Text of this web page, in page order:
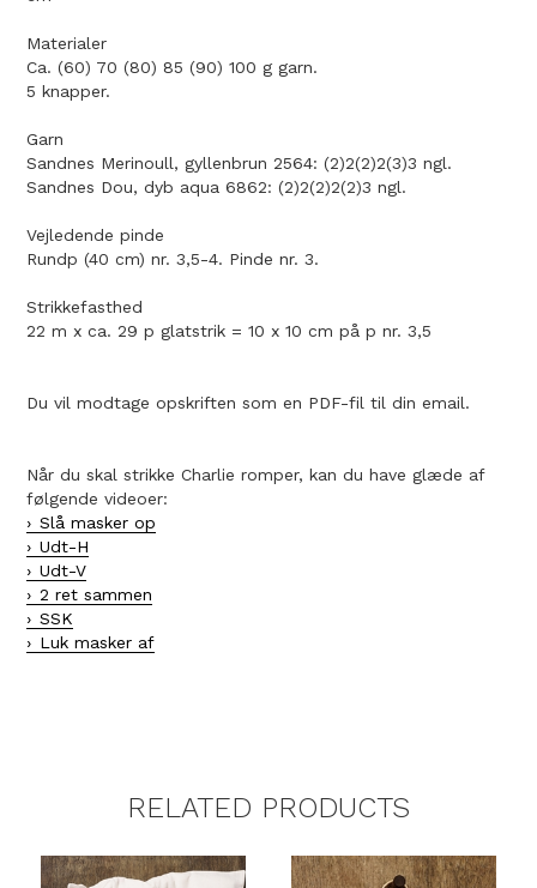
Materialer
Ca. (60) 70 (80) 85 (90) 100 g garn.
5 knapper.
Garn
Sandnes Merinoull, gyllenbrun 2564: (2)2(2)2(3)3 ngl.
Sandnes Dou, dyb aqua 6862: (2)2(2)2(2)3 ngl.
Vejledende pinde
Rundp (40 cm) nr. 3,5-4. Pinde nr. 3.
Strikkefasthed
22 m x ca. 29 p glatstrik = 10 x 10 cm på p nr. 3,5
Du vil modtage opskriften som en PDF-fil til din email.
Når du skal strikke Charlie romper, kan du have glæde af
følgende videoer:
Slå masker op
Udt-H
Udt-V
2 ret sammen
SSK
Luk masker af
RELATED PRODUCTS